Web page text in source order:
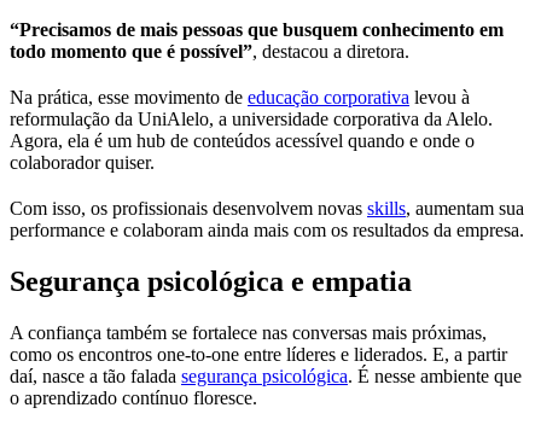
“Precisamos de mais pessoas que busquem conhecimento em
todo momento que é possível”, destacou a diretora.
Na prática, esse movimento de educação corporativa levou à
reformulação da UniAlelo, a universidade corporativa da Alelo.
Agora, ela é um hub de conteúdos acessível quando e onde o
colaborador quiser.
Com isso, os profissionais desenvolvem novas skills, aumentam sua
performance e colaboram ainda mais com os resultados da empresa.
Segurança psicológica e empatia
A confiança também se fortalece nas conversas mais próximas,
como os encontros one-to-one entre líderes e liderados. E, a partir
daí, nasce a tão falada segurança psicológica. É nesse ambiente que
o aprendizado contínuo floresce.